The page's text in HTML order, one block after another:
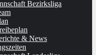
Bezirksliga
& News